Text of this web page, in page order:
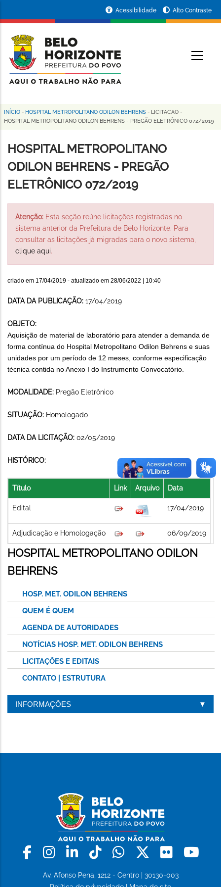
conteúdo
principal
da
Prefeitura
de
Horizonte
Acessibilidade Alto Contraste
Trilha
navegação
INÍCIO - HOSPITAL METROPOLITANO ODILON BEHRENS - LICITACAO -
HOSPITAL METROPOLITANO ODILON BEHRENS - PREGÃO ELETRÔNICO 072/2019
HOSPITAL METROPOLITANO
ODILON BEHRENS - PREGÃO
ELETRÔNICO 072/2019
Atenção: Esta seção reúne licitações registradas no
sistema anterior da Prefeitura de Belo Horizonte. Para
consultar as licitações já migradas para o novo sistema,
clique aqui.
criado em 17/04/2019 - atualizado em 28/06/2022 | 10:40
DATA DA PUBLICAÇÃO: 17/04/2019
OBJETO:
Aquisição de material de laboratório para atender a demanda de
forma contínua do Hospital Metropolitano Odilon Behrens e suas
unidades por um período de 12 meses, conforme especificação
técnica contida no Anexo I do Instrumento Convocatório.
MODALIDADE: Pregão Eletrônico
SITUAÇÃO: Homologado
DATA DA LICITAÇÃO: 02/05/2019
HISTÓRICO:
Título Link Arquivo Data
Edital 17/04/2019
Adjudicação e Homologação 06/09/2019
HOSPITAL METROPOLITANO ODILON
BEHRENS
HOSP. MET. ODILON BEHRENS
QUEM É QUEM
AGENDA DE AUTORIDADES
NOTÍCIAS HOSP. MET. ODILON BEHRENS
LICITAÇÕES E EDITAIS
CONTATO | ESTRUTURA
INFORMAÇÕES
Facebook
Instagram
LinkedinTiktokWhatsapp
X Flickr
Av. Afonso Pena, 1212 - Centro | 30130-003